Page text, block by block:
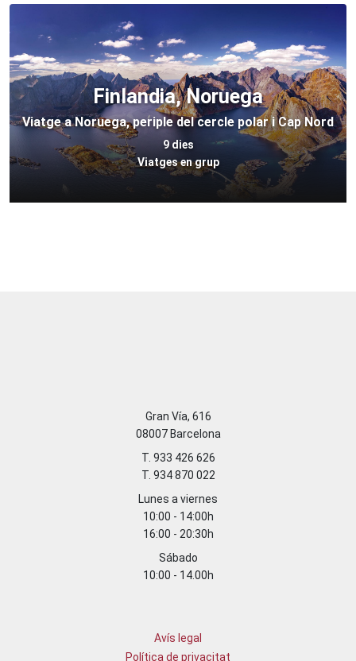
Finlandia, Noruega
Viatge a Noruega, periple del cercle polar i Cap Nord
9 dies
Viatges en grup
Gran Vía, 616
08007 Barcelona
T. 933 426 626
T. 934 870 022
Lunes a viernes
10:00 - 14:00h
16:00 - 20:30h
Sábado
10:00 - 14.00h
Avís legal
Política de privacitat